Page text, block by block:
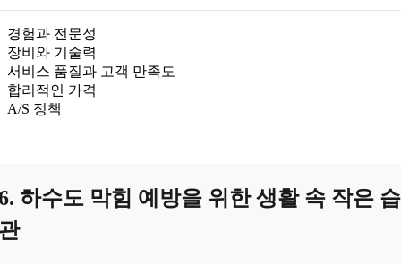
경험과 전문성
장비와 기술력
서비스 품질과 고객 만족도
합리적인 가격
A/S 정책
하수도 막힘 예방을 위한 생활 속 작은 습